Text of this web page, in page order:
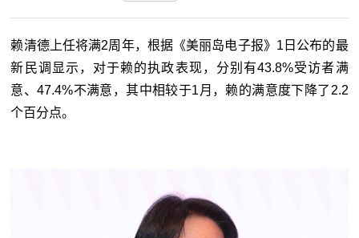
赖清德上任将满2周年，根据《美丽岛电子报》1日公布的最
新民调显示，对于赖的执政表现，分别有43.8%受访者满
意、47.4%不满意，其中相较于1月，赖的满意度下降了2.2
个百分点。